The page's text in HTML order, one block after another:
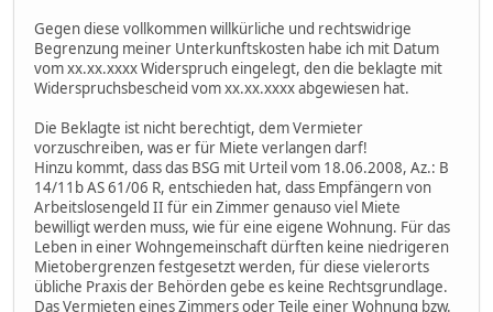
Gegen diese vollkommen willkürliche und rechtswidrige
Begrenzung meiner Unterkunftskosten habe ich mit Datum
vom xx.xx.xxxx Widerspruch eingelegt, den die beklagte mit
Widerspruchsbescheid vom xx.xx.xxxx abgewiesen hat.
Die Beklagte ist nicht berechtigt, dem Vermieter
vorzuschreiben, was er für Miete verlangen darf!
Hinzu kommt, dass das BSG mit Urteil vom 18.06.2008, Az.: B
14/11b AS 61/06 R, entschieden hat, dass Empfängern von
Arbeitslosengeld II für ein Zimmer genauso viel Miete
bewilligt werden muss, wie für eine eigene Wohnung. Für das
Leben in einer Wohngemeinschaft dürften keine niedrigeren
Mietobergrenzen festgesetzt werden, für diese vielerorts
übliche Praxis der Behörden gebe es keine Rechtsgrundlage.
Das Vermieten eines Zimmers oder Teile einer Wohnung bzw.